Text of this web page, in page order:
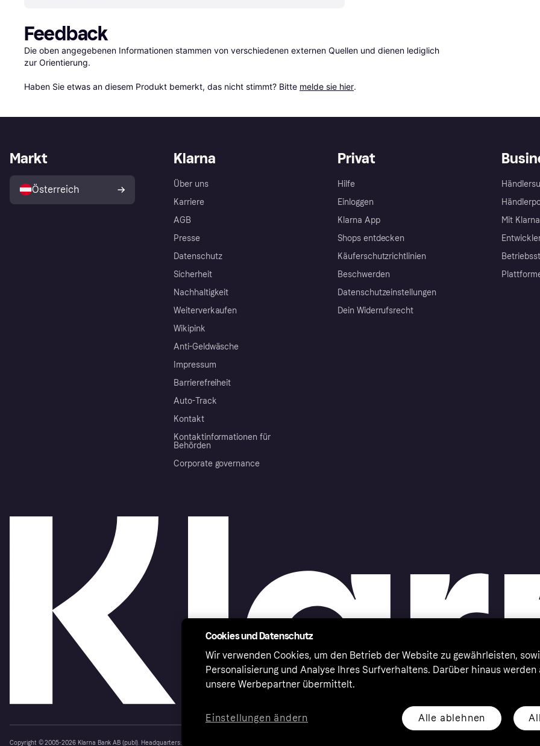
Feedback
Die oben angegebenen Informationen stammen von verschiedenen externen Quellen und dienen lediglich
zur Orientierung.
Haben Sie etwas an diesem Produkt bemerkt, das nicht stimmt? Bitte melde sie hier.
Klarna
Über uns
Karriere
AGB
Presse
Datenschutz
Sicherheit
Nachhaltigkeit
Weiterverkaufen
Wikipink
Anti-Geldwäsche
Impressum
Barrierefreiheit
Auto-Track
Kontakt
Kontaktinformationen für
Behörden
Corporate governance
Privat
Hilfe
Einloggen
Klarna App
Shops entdecken
Käuferschutzrichtlinien
Beschwerden
Datenschutzeinstellungen
Dein Widerrufsrecht
Mit
Markt
Österreich
Copyright © 2005-2026 Klarna Bank AB (publ). Headquarters: Stockholm, Sweden. All rights reserved. Klarna Bank AB (publ). Sveavägen 46, 111 34
Cookies und Datenschutz
Wir verwenden Cookies, um den Betrieb der Website zu gewährleisten,
Personalisierung und Analyse Ihres Surfverhaltens. Darüber hinaus werden
unsere Werbepartner übermittelt.
Alle ablehnen
Einstellungen ändern